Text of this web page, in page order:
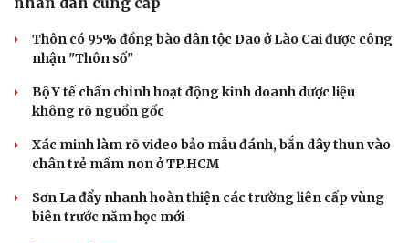
Thôn có 95% đồng bào dân tộc Dao ở Lào Cai được công
nhận "Thôn số"
Bộ Y tế chấn chỉnh hoạt động kinh doanh dược liệu
không rõ nguồn gốc
Xác minh làm rõ video bảo mẫu đánh, bắn dây thun vào
chân trẻ mầm non ở TP.HCM
Sơn La đẩy nhanh hoàn thiện các trường liên cấp vùng
biên trước năm học mới